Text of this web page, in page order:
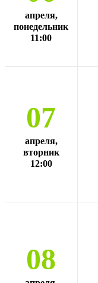
апреля,
понедельник
11:00
07
апреля,
вторник
12:00
08